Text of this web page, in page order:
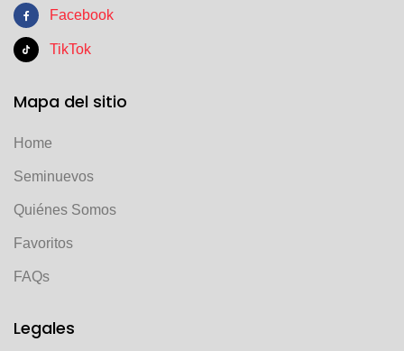
Facebook
TikTok
Mapa del sitio
Home
Seminuevos
Quiénes Somos
Favoritos
FAQs
Legales